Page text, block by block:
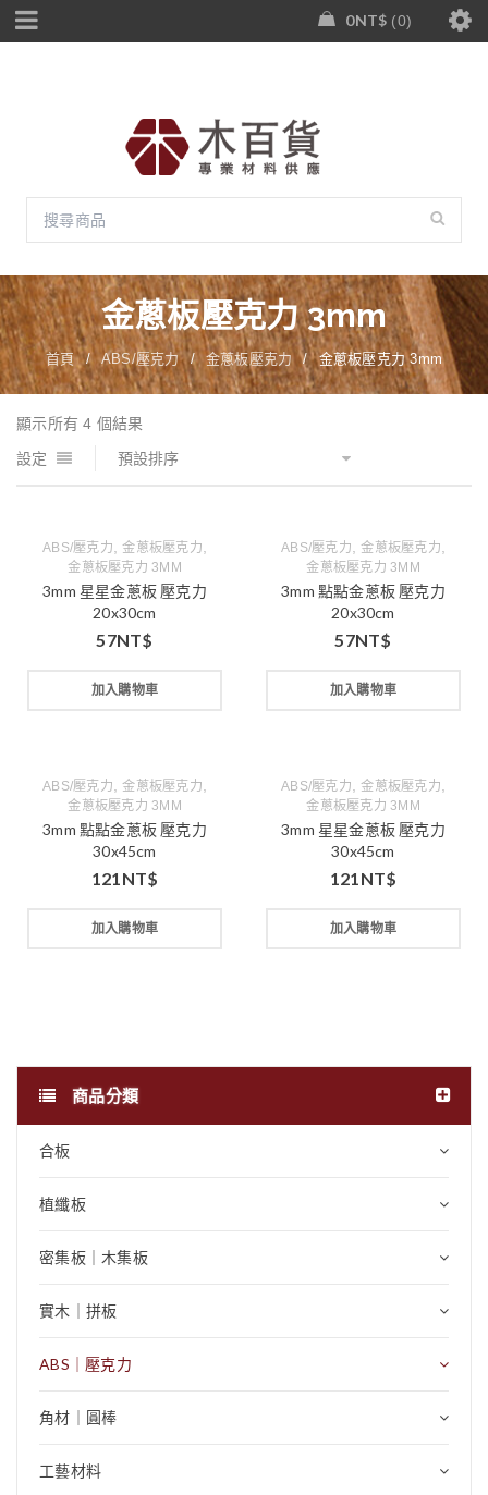
0NT$ 0
金蔥板壓克力 3mm
首頁 / ABS/壓克力 / 金蔥板壓克力 / 金蔥板壓克力 3mm
商品分類
合板
植纖板
密集板｜木集板
實木｜拼板
ABS｜壓克力
角材｜圓棒
工藝材料
顯示所有 4 個結果
設定
預設排序
ABS/壓克力 ,金蔥板壓克力
金蔥板壓克力 3MM
3mm 星星金蔥板 壓克力
20x30cm
57NT$
加入購物車
ABS/壓克力 ,金蔥板壓克力
金蔥板壓克力 3MM
3mm 點點金蔥板 壓克力
20x30cm
57NT$
加入購物車
ABS/壓克力 ,金蔥板壓克力
金蔥板壓克力 3MM
3mm 點點金蔥板 壓克力
30x45cm
121 NT$
加入購物車
ABS/壓克力 ,金蔥板壓克力
金蔥板壓克力 3MM
3mm 星星金蔥板 壓克力
30x45cm
121 NT$
加入購物車